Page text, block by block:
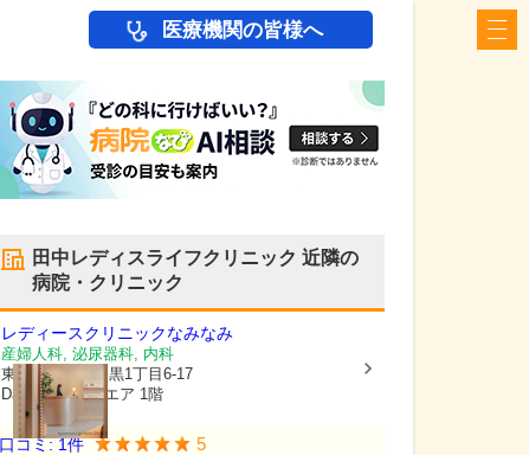
医療機関の皆様へ
田中レディスライフクリニック 近隣の
病院・クリニック
レディースクリニックなみなみ
産婦人科, 泌尿器科, 内科
東京都目黒区
目黒1丁目6-17
Daiwa目黒スクエア 1階
口コミ: 1件 5